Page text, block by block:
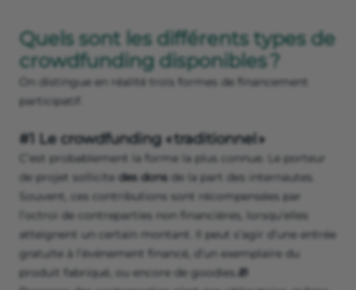
Quels sont les différents types de
crowdfunding disponibles ?
On distingue en réalité trois formes de financement
participatif.
#1 Le crowdfunding « traditionnel »
C’est probablement la forme la plus connue. Le porteur
de projet sollicite des dons de la part des internautes.
Souvent, ces contributions sont récompensées par
l’octroi de contreparties non financières, lorsqu’elles
atteignent un certain montant. Il peut s’agir d’une entrée
gratuite à l’événement financé, d’un exemplaire du
produit fabriqué, ou encore de goodies.🎁